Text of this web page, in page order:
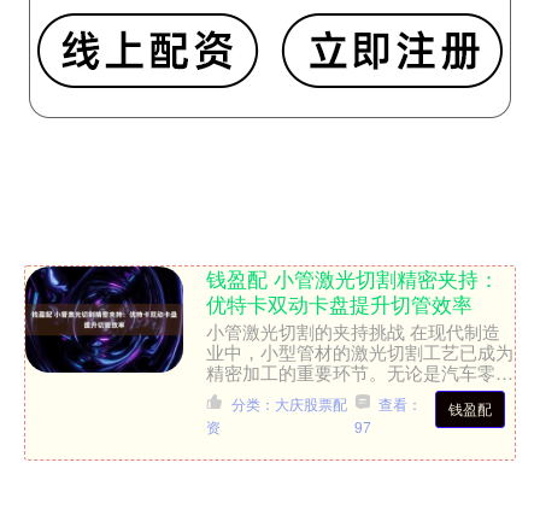
钱盈配 小管激光切割精密夹持：
优特卡双动卡盘提升切管效率
小管激光切割的夹持挑战 在现代制造
业中，小型管材的激光切割工艺已成为
精密加工的重要环节。无论是汽车零部
件、电子设备框架，还是医疗器械管
件，都对切管精度和效率提出....钱盈配
分类：大庆股票配
资
查看：
97